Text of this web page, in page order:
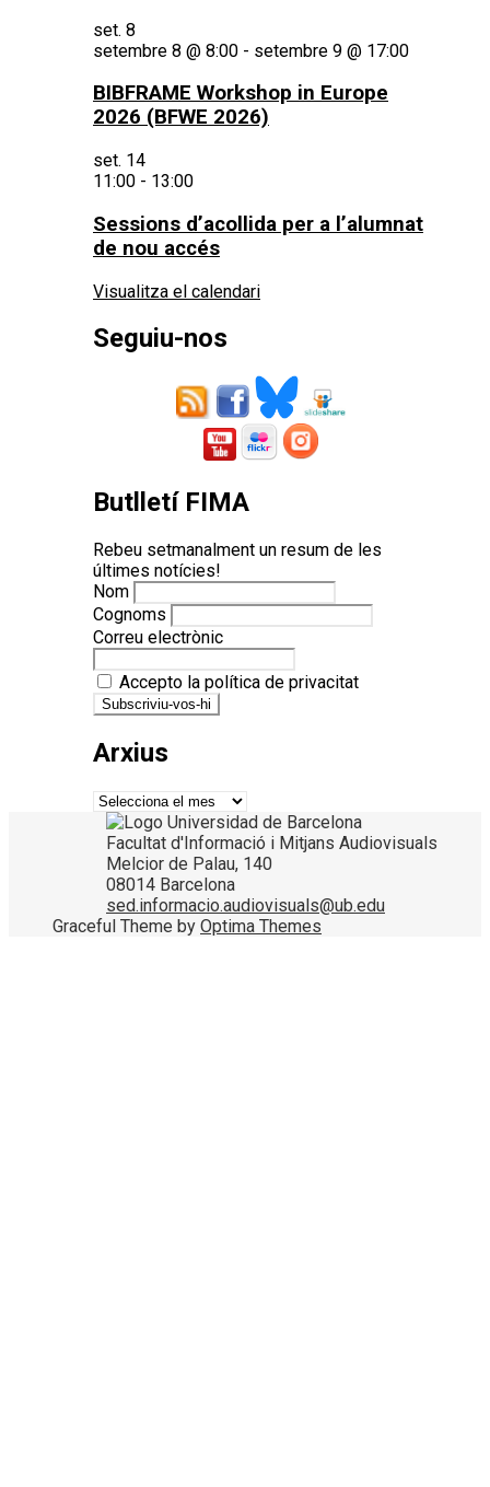
set. 8
setembre 8 @ 8:00 - setembre 9 @ 17:00
BIBFRAME Workshop in Europe
2026 (BFWE 2026)
set. 14
11:00 - 13:00
Sessions d’acollida per a l’alumnat
de nou accés
Visualitza el calendari
Seguiu-nos
Butlletí FIMA
Rebeu setmanalment un resum de les
últimes notícies!
Nom
Cognoms
Correu electrònic
Accepto la política de privacitat
Arxius
Arxius
Facultat d'Informació i Mitjans Audiovisuals
Melcior de Palau, 140
08014 Barcelona
sed.informacio.audiovisuals@ub.edu
Graceful Theme by Optima Themes